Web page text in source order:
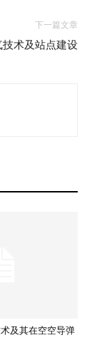
下一篇文章
术及站点建设
及其在空空导弹